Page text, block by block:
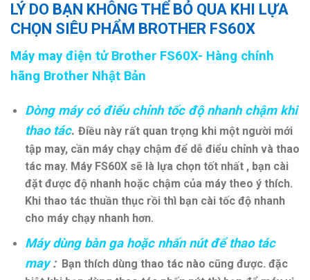
LÝ DO BẠN KHÔNG THỂ BỎ QUA KHI LỰA
CHỌN SIÊU PHẨM BROTHER FS60X
Máy may điện tử Brother FS60X- Hàng chính
hãng Brother Nhật Bản
Dòng máy có điểu chỉnh tốc độ nhanh chậm khi
thao tác. Điều này rất quan trọng khi một người mới
tập may, cần máy chạy chậm để dễ điểu chỉnh và thao
tác may. Máy FS60X sẽ là lựa chọn tốt nhất , bạn cài
đặt được độ nhanh hoặc chậm của máy theo ý thích.
Khi thao tác thuần thục rồi thì bạn cài tốc độ nhanh
cho máy chạy nhanh hơn.
Máy dùng bàn ga hoặc nhấn nút để thao tác
may: Bạn thích dùng thao tác nào cũng được. đặc